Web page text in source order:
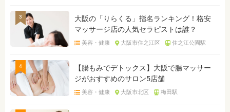
3
大阪の「りらくる」指名ランキング！格安
マッサージ店の人気セラピストは誰？
美容・健康 大阪市住之江区 住之江公園駅
4
【腸もみでデトックス】大阪で腸マッサー
ジがおすすめのサロン5店舗
美容・健康 大阪市北区 梅田駅